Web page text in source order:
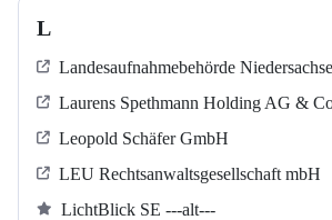
L
Landesaufnahmebehörde
Laurens Spethmann Holding AG &
Leopold Schäfer GmbH
LEU Rechtsanwaltsgesellschaft mbH
LichtBlick SE ---alt---